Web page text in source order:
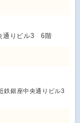
通りビル3 6階
銀座中央通りビル3